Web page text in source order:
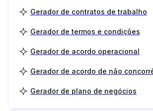
Gerador de contratos de trabalho
Gerador de termos e condições
Gerador de acordo operacional
Gerador de acordo de não
Gerador de plano de negócios